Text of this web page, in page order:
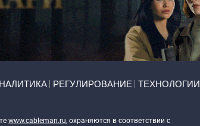
РЕГУЛИРОВАНИЕ ТЕХНОЛОГИИ
www.cableman.ru, охраняются в соответствии с